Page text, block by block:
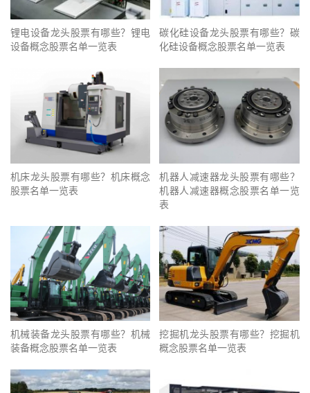
锂电设备龙头股票有哪些？锂电
设备概念股票名单一览表
碳化硅设备龙头股票有哪些？碳
化硅设备概念股票名单一览表
机床龙头股票有哪些？机床概念
股票名单一览表
机器人减速器龙头股票有哪些？
机器人减速器概念股票名单一览
表
机械装备龙头股票有哪些？机械
装备概念股票名单一览表
挖掘机龙头股票有哪些？挖掘机
概念股票名单一览表